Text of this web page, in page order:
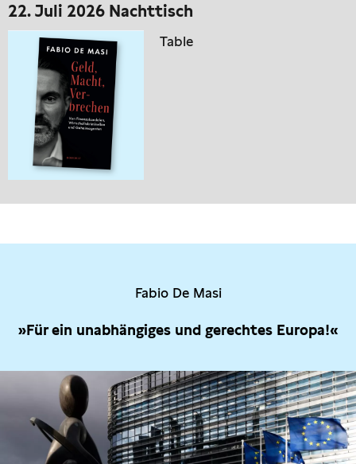
22. Juli 2026 Nachttisch
Table
Fabio De Masi
»Für ein unabhängiges und gerechtes Europa!«